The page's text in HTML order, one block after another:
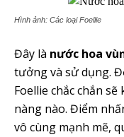
Hình ảnh: Các loại Foellie
Đây là nước hoa
tưởng và sử dụng.
Foellie chắc chắn
nàng nào. Điểm
vô cùng mạnh mẽ,